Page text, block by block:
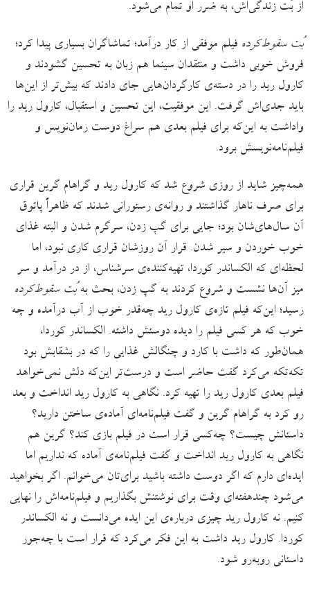
از بُت زندگی‌اش، به ضرر او تمام می‌شود.
بُت سقوط‌کرده فیلم موفقی از کار درآمد؛ تماشاگران بسیاری پیدا کرد؛
فروش خوبی داشت و منتقدان سینما هم زبان به تحسین گشودند و
کارول رید را در دسته‌ی کارگردان‌هایی جای دادند که بیش‌تر از این‌ها
باید جدی‌اش گرفت. این موفقیت، این تحسین و استقبال، کارول رید را
واداشت به این‌که برای فیلم بعدی هم سراغ دوست رمان‌نویس و
فیلم‌نامه‌نویسش برود.
همه‌چیز شاید از روزی شروع شد که کارول رید و گراهام گرین قراری
برای صرف ناهار گذاشتند و روانه‌ی رستورانی شدند که ظاهراً پاتوق
آن سال‌های‌شان بود؛ جایی برای گپ زدن، سرگرم شدن و البته غذای
خوب خوردن و سیر شدن. قرار آن روزشان قراری کاری نبود، اما
لحظه‌ای که الکساندر کوردا، تهیه‌کننده‌ی سرشناس، از در درآمد و سر
میز آن‌ها نشست و شروع کردند به گپ زدن، بحث بهبُت سقوط‌کرده
رسید؛ این‌که فیلم تازه‌ی کارول رید چه‌قدر خوب از آب درآمده و چه
خوب که هر کسی فیلم را دیده دوستش داشته. الکساندر کوردا،
همان‌طور که داشت با کارد و چنگالش غذایی را که در بشقابش بود
تکه‌تکه می‌کرد گفت حاضر است و درست‌تر این‌که دلش نمی‌خواهد
فیلم بعدی کارول رید را تهیه کرد. نگاهی به کارول رید انداخت و بعد
رو کرد به گراهام گرین و گفت فیلم‌نامه‌ای آماده‌ی ساختن دارید؟
داستانش چیست؟ چه‌کسی قرار است در فیلم بازی کند؟ گرین هم
نگاهی به کارول رید انداخت و گفت فیلم‌نامه‌ی آماده که نداریم اما
ایده‌ای دارم که اگر دوست داشته باشید برای‌تان می‌خوانم. اگر بخواهید
می‌شود چندهفته‌ای وقت برای نوشتنش بگذاریم و فیلم‌نامه‌اش را نهایی
کنیم. نه کارول رید چیزی درباره‌‌ی این ایده می‌دانست و نه الکساندر
کوردا. کارول رید داشت به این فکر می‌کرد که قرار است با چه‌جور
داستانی روبه‌رو شود.